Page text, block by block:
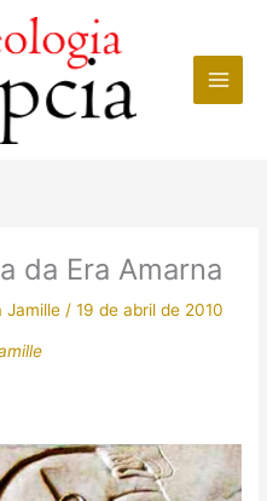
da Era Amarna
Jamille /19 de abril de 2010